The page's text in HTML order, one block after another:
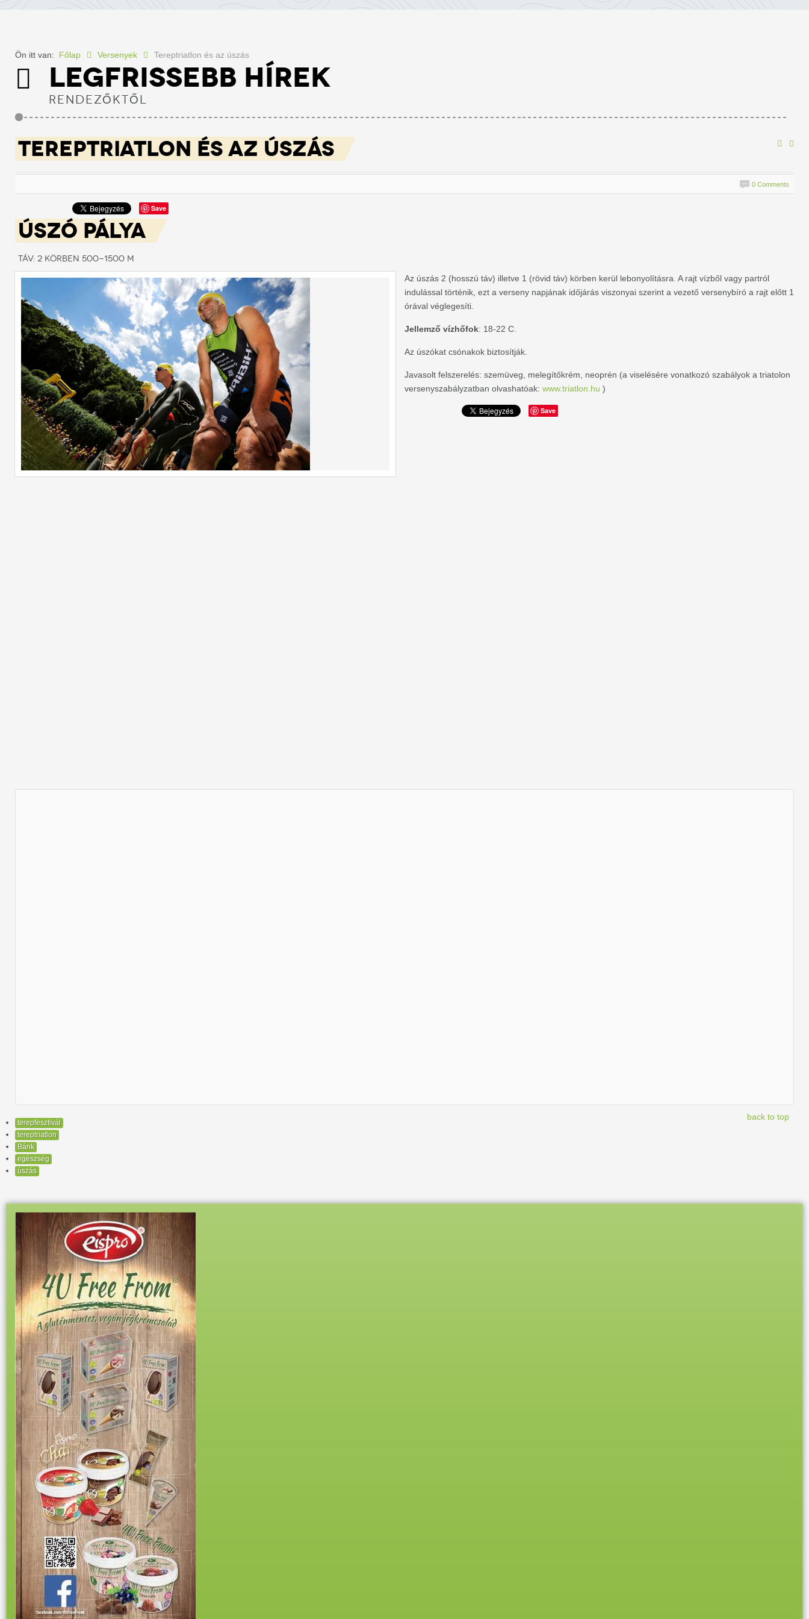
Ön itt van: Főlap Versenyek Tereptriatlon és az úszás
LEGFRISSEBB HÍREK
RENDEZŐKTŐL
TEREPTRIATLON ÉS AZ ÚSZÁS
0 Comments
Save
ÚSZÓ PÁLYA
Táv: 2 körben 500-1500 m
Az úszás 2 (hosszú táv) illetve 1 (rövid táv) körben kerül lebonyolításra. A rajt vízből vagy partról
indulással történik, ezt a verseny napjának időjárás viszonyai szerint a vezető versenybíró a rajt előtt 1
órával véglegesíti.
Jellemző vízhőfok: 18-22 C.
Az úszókat csónakok biztosítják.
Javasolt felszerelés: szemüveg, melegítőkrém, neoprén (a viselésére vonatkozó szabályok a triatolon
versenyszabályzatban olvashatóak: www.triatlon.hu )
Save
back to top
terepfesztivál
tereptriatlon
Bánk
egészség
úszás